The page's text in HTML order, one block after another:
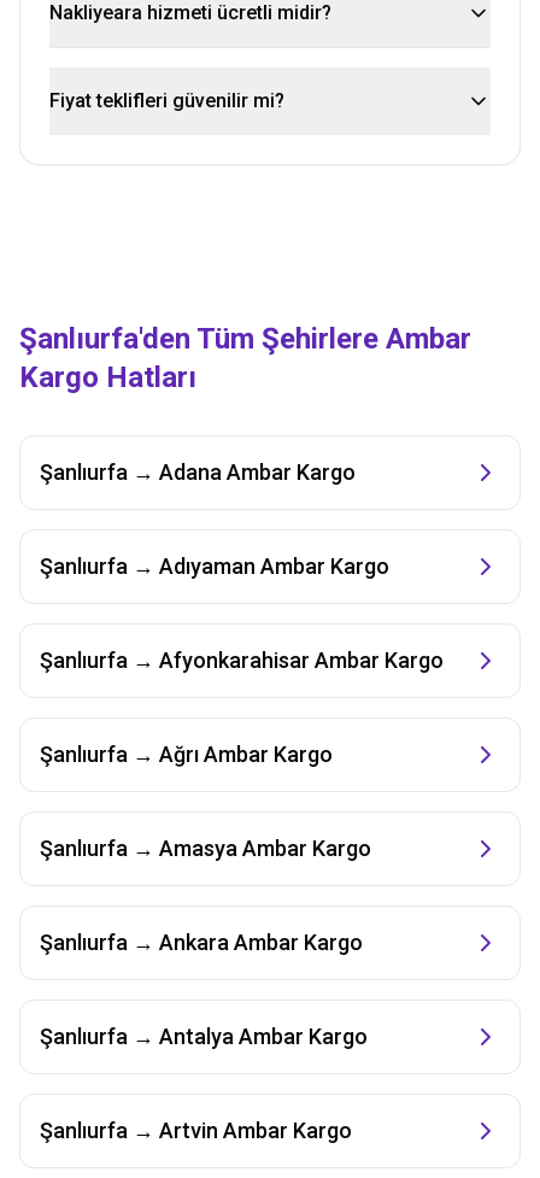
Nakliyeara hizmeti ücretli midir?
Fiyat teklifleri güvenilir mi?
Şanlıurfa'den Tüm Şehirlere Ambar
Kargo Hatları
Şanlıurfa → Adana Ambar Kargo
Şanlıurfa → Adıyaman Ambar Kargo
Şanlıurfa → Afyonkarahisar Ambar Kargo
Şanlıurfa → AğrıAmbar Kargo
Şanlıurfa → Amasya Ambar Kargo
Şanlıurfa → Ankara Ambar Kargo
Şanlıurfa → Antalya Ambar Kargo
Şanlıurfa → Artvin Ambar Kargo